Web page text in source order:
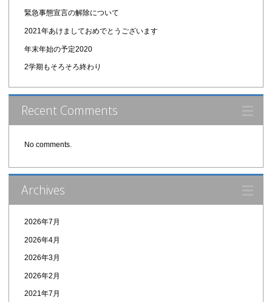
緊急事態宣言の解除について
2021年あけましておめでとうございます
年末年始の予定2020
2学期もそろそろ終わり
Recent Comments
No comments.
Archives
2026年7月
2026年4月
2026年3月
2026年2月
2021年7月